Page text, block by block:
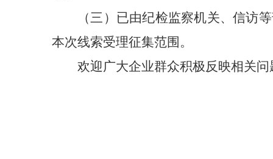
（三）已由纪检监察机关、信访
本次线索受理征集范围。
欢迎广大企业群众积极反映相关